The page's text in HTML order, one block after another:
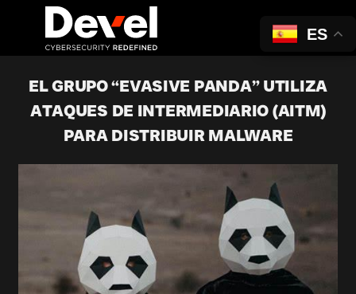
EL GRUPO “EVASIVE PANDA” UTILIZA
ATAQUES DE INTERMEDIARIO (AITM)
PARA DISTRIBUIR MALWARE
ES